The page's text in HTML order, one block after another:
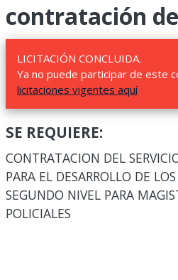
contratación
LICITACIÓN CONCLUIDA.
Ya no puede participar de este
licitaciones vigentes aquí
SE REQUIERE:
CONTRATACION DEL
PARA EL DESARROLLO DE
SEGUNDO NIVEL PARA
POLICIALES